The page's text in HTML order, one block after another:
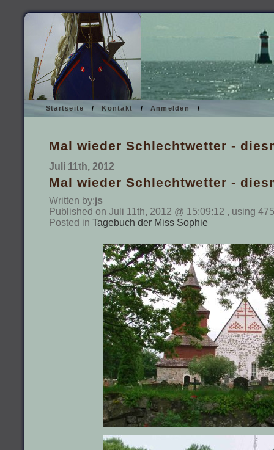
Startseite / Kontakt / Anmelden /
Mal wieder Schlechtwetter -
Juli 11th, 2012
Mal wieder Schlechtwetter -
Written by:js
Published on Juli 11th, 2012 @ 15:09:12 , using
Posted in Tagebuch der Miss Sophie